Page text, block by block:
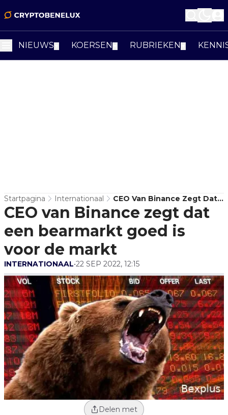
NIEUWS KOERSEN RUBRIEKEN
Startpagina Internationaal
CEO Van Binance Zegt Dat
Een Bearmarkt Goed Is Voor
De Markt
CEO van Binance zegt dat
een bearmarkt goed is
voor de markt
INTERNATIONAAL•22 SEP 2022, 12:15
Delen met